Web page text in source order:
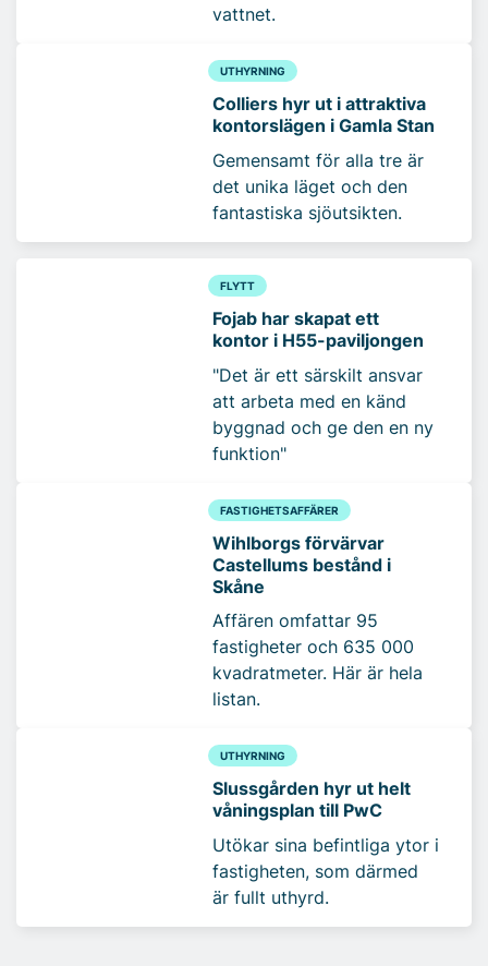
vattnet.
UTHYRNING
Colliers hyr ut i attraktiva
kontorslägen i Gamla Stan
Gemensamt för alla tre är
det unika läget och den
fantastiska sjöutsikten.
FLYTT
Fojab har skapat ett
kontor i H55-paviljongen
"Det är ett särskilt ansvar
att arbeta med en känd
byggnad och ge den en ny
funktion"
FASTIGHETSAFFÄRER
Wihlborgs förvärvar
Castellums bestånd i
Skåne
Affären omfattar 95
fastigheter och 635 000
kvadratmeter. Här är hela
listan.
UTHYRNING
Slussgården hyr ut helt
våningsplan till PwC
Utökar sina befintliga ytor i
fastigheten, som därmed
är fullt uthyrd.